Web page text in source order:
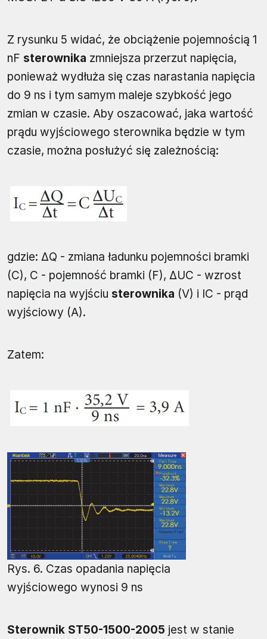
Z rysunku 5 widać, że obciążenie pojemnością 1
nF sterownika zmniejsza przerzut napięcia,
ponieważ wydłuża się czas narastania napięcia
do 9 ns i tym samym maleje szybkość jego
zmian w czasie. Aby oszacować, jaka wartość
prądu wyjściowego sterownika będzie w tym
czasie, można posłużyć się zależnością:
gdzie: ΔQ - zmiana ładunku pojemności bramki
(C), C - pojemność bramki (F), ΔUC - wzrost
napięcia na wyjściu sterownika (V) i IC - prąd
wyjściowy (A).
Zatem:
Rys. 6. Czas opadania napięcia
wyjściowego wynosi 9 ns
Sterownik ST50-1500-2005 jest w stanie